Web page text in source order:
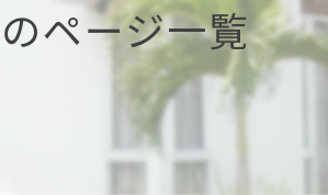
売却
相続
ページ一覧